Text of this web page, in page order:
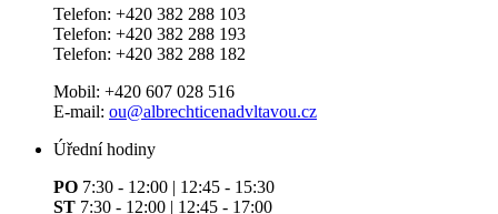
Telefon: +420 382 288 103
Telefon: +420 382 288 193
Telefon: +420 382 288 182
Mobil: +420 607 028 516
E-mail: ou@albrechticenadvltavou.cz
Úřední hodiny
PO 7:30 - 12:00 | 12:45 - 15:30
ST 7:30 - 12:00 | 12:45 - 17:00